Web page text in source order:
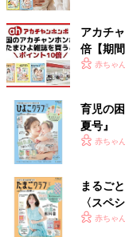
厚底デザインで、履
990円とかなりのお
ば気軽に履けますね
2色買いするのも断然
淡色コーデも良いで
【ニューバラン
ず、キレイめス
アカチ
倍【期間
赤ちゃ
育児の
夏号』
いっぱ
赤ちゃ
まるご
〈スペ
赤ちゃ